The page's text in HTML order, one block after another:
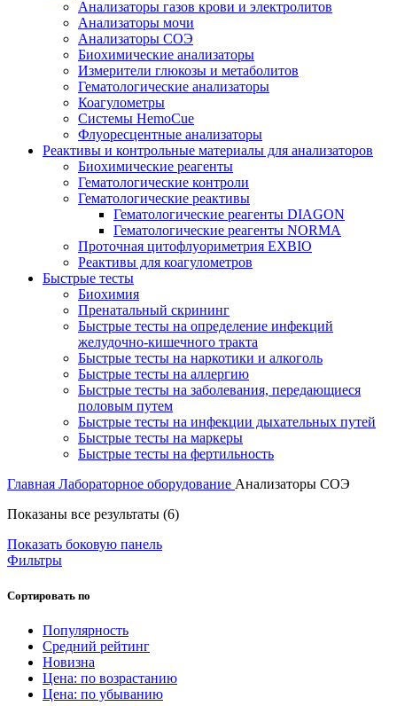
Анализаторы газов крови и электролитов
Анализаторы мочи
Анализаторы СОЭ
Биохимические анализаторы
Измерители глюкозы и метаболитов
Гематологические анализаторы
Коагулометры
Системы HemoCue
Флуоресцентные анализаторы
Реактивы и контрольные материалы для анализаторов
Биохимические реагенты
Гематологические контроли
Гематологические реактивы
Гематологические реагенты DIAGON
Гематологические реагенты NORMA
Проточная цитофлуориметрия EXBIO
Реактивы для коагулометров
Быстрые тесты
Биохимия
Пренатальный скрининг
Быстрые тесты на определение инфекций
желудочно-кишечного тракта
Быстрые тесты на наркотики и алкоголь
Быстрые тесты на аллергию
Быстрые тесты на заболевания, передающиеся
половым путем
Быстрые тесты на инфекции дыхательных путей
Быстрые тесты на маркеры
Быстрые тесты на фертильность
Главная Лабораторное оборудование Анализаторы СОЭ
Показаны все результаты (6)Цены:
Показать боковую панель
Фильтры
Сортировать по
Популярность
Средний рейтинг
Новизна
Цена: по возрастанию
Цена: по убыванию